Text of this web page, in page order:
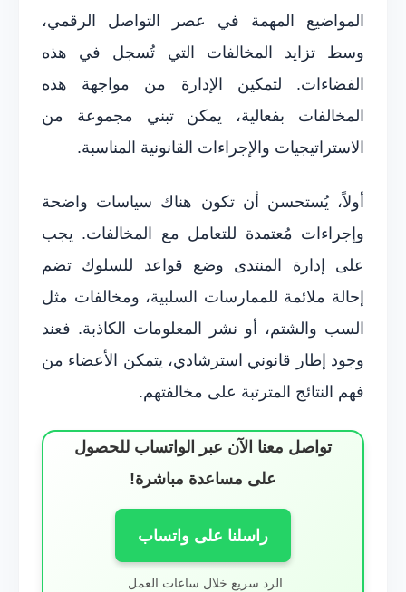
المواضيع المهمة في عصر التواصل الرقمي،
وسط تزايد المخالفات التي تُسجل في هذه
الفضاءات. لتمكين الإدارة من مواجهة هذه
المخالفات بفعالية، يمكن تبني مجموعة من
الاستراتيجيات والإجراءات القانونية المناسبة.
أولاً، يُستحسن أن تكون هناك سياسات واضحة
وإجراءات مُعتمدة للتعامل مع المخالفات. يجب
على إدارة المنتدى وضع قواعد للسلوك تضم
إحالة ملائمة للممارسات السلبية، ومخالفات مثل
السب والشتم، أو نشر المعلومات الكاذبة. فعند
وجود إطار قانوني استرشادي، يتمكن الأعضاء من
فهم النتائج المترتبة على مخالفتهم.
تواصل معنا الآن عبر الواتساب للحصول
على مساعدة مباشرة!
راسلنا على واتساب
الرد سريع خلال ساعات العمل.